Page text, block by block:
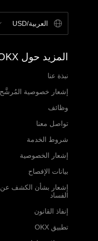
العربية/USD
المزيد حول OKX
نبذة عنا
إشعار خصوصية المُرشَّح
وظائف
تواصل معنا
شروط الخدمة
إشعار الخصوصية
بيانات الإفصاح
إشعار بشأن الكشف عن
الفساد
إنفاذ القانون
تطبيق OKX